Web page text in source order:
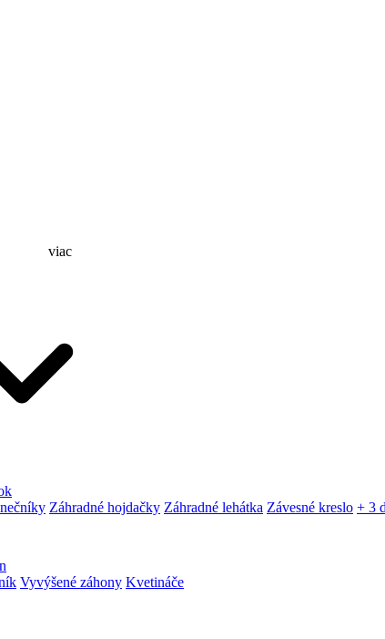
viac
Záhradné hojdačky Záhradné lehátka Závesné kreslo + 3
Vyvýšené záhony Kvetináče